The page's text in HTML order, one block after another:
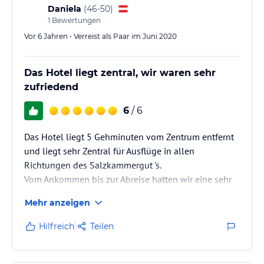
Hoteliers-/Veranstalter-/Kataloginformationen. Alle Angaben
ohne Gewähr und ohne Prüfung durch HolidayCheck. Bitte
lies vor der Buchung die verbindlichen Angebotsdetails
Daniela (46-50)
1 Bewertungen
Vor 6 Jahren • Verreist als Paar im Juni 2020
Das Hotel liegt zentral, wir waren sehr
zufriedend
6 / 6
Das Hotel liegt 5 Gehminuten vom Zentrum entfernt
und liegt sehr Zentral für Ausflüge in allen
Richtungen des Salzkammergut 's.
Vom Ankommen bis zur Abreise hatten wir eine sehr
das Frühstückbuffet vorbereitet und aufgefüllt. Es
gibt eine nette gemütliche Bar wo wir sehr herzlich
und nett vom Chef bedient wurden. Das Zimmer war
geräumig, sehr hell, gemütlich und sauber.
Mehr anzeigen
Hilfreich Teilen